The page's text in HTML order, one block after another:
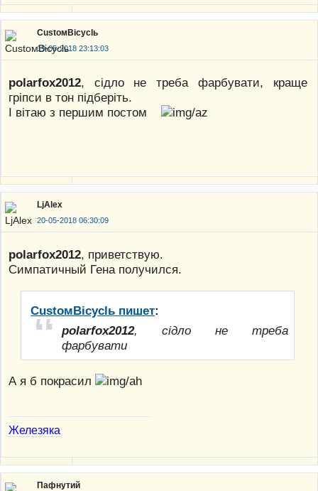
CustoмBicyclь
19-05-2018 23:13:03
polarfox2012, сідло не треба фарбувати, краще
гріпси в тон підберіть.
І вітаю з першим постом
LjAlex
20-05-2018 06:30:09
polarfox2012, приветствую.
Симпатичный Гена получился.
CustoмBicyclь пишет:
polarfox2012, сідло не треба
фарбувати
А я б покрасил
Железяка
Пафнутий